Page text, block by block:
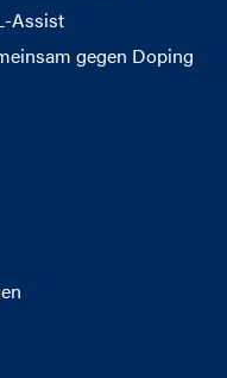
Assist
gegen Doping